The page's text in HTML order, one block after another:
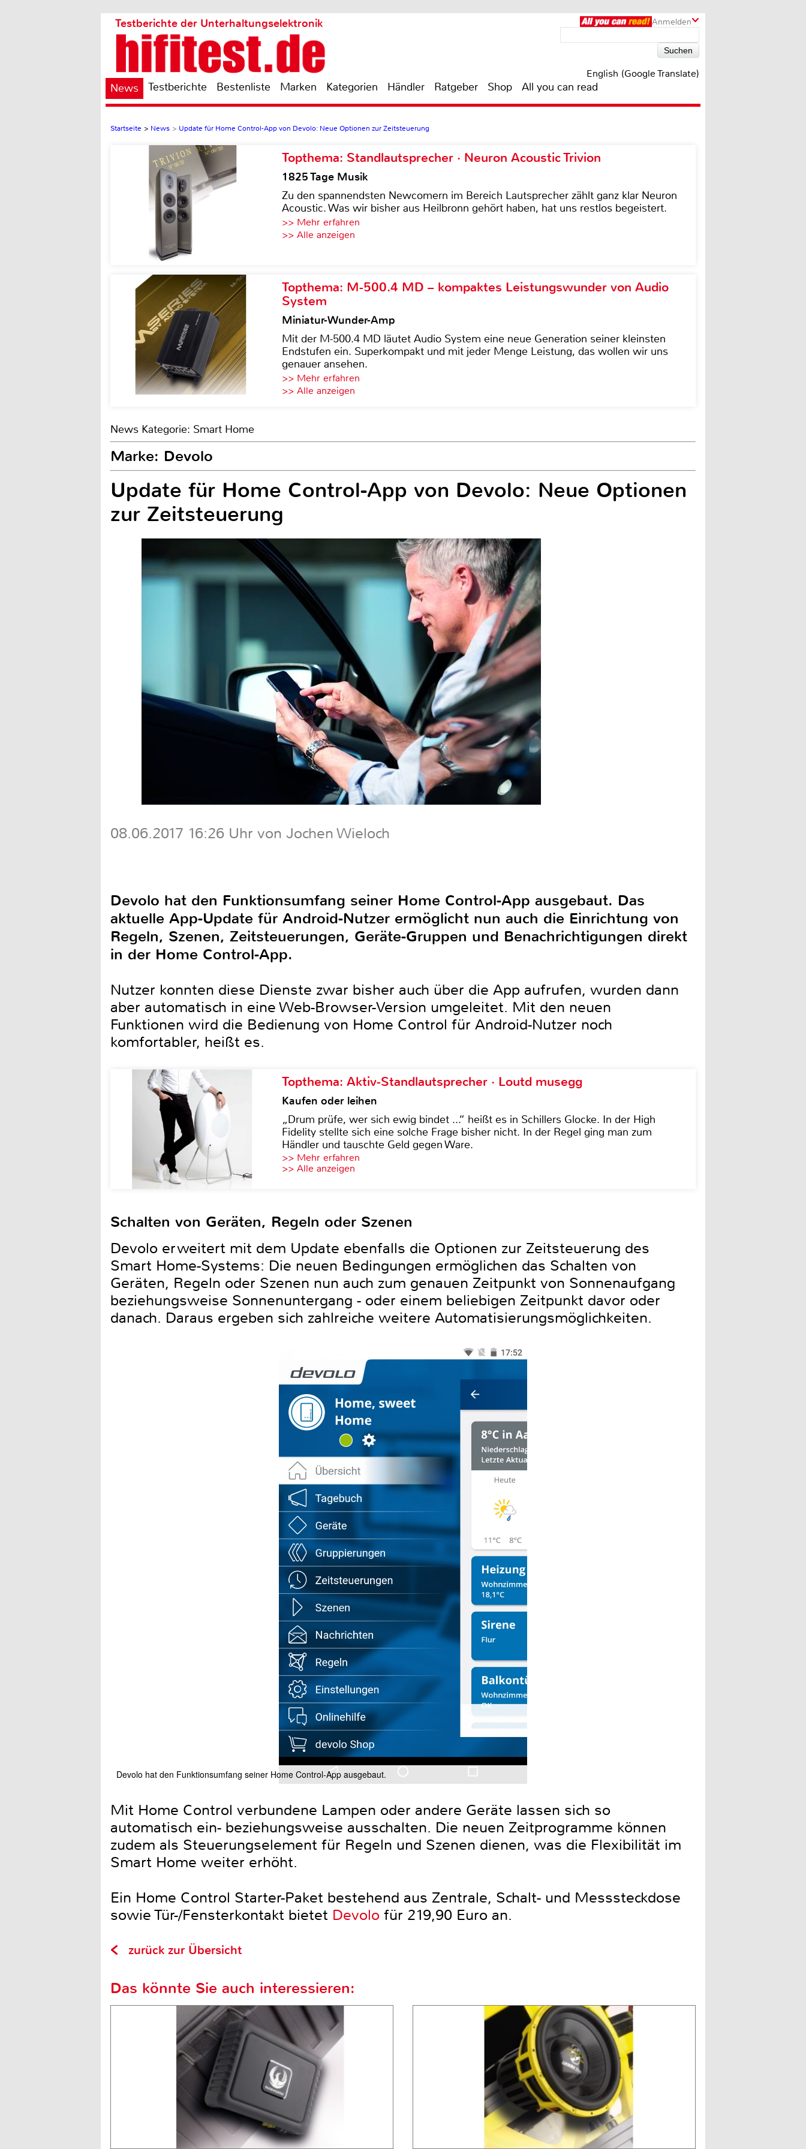
Anmelden
Testberichte der Unterhaltungselektronik
English (Google Translate)
News Testberichte Bestenliste Marken Kategorien Händler Ratgeber Shop All you can read
Startseite > News > Update für Home Control-App von Devolo: Neue Optionen zur Zeitsteuerung
Topthema: Standlautsprecher · Neuron Acoustic Trivion
1825 Tage Musik
Zu den spannendsten Newcomern im Bereich Lautsprecher zählt ganz klar Neuron
Acoustic. Was wir bisher aus Heilbronn gehört haben, hat uns restlos begeistert.
>> Mehr erfahren
>> Alle anzeigen
Topthema: M-500.4 MD – kompaktes Leistungswunder von Audio
System
Miniatur-Wunder-Amp
Mit der M-500.4 MD läutet Audio System eine neue Generation seiner kleinsten
Endstufen ein. Superkompakt und mit jeder Menge Leistung, das wollen wir uns
genauer ansehen.
>> Mehr erfahren
>> Alle anzeigen
News Kategorie: Smart Home
Marke: Devolo
Update für Home Control-App von Devolo: Neue Optionen
zur Zeitsteuerung
08.06.2017 16:26 Uhr von Jochen Wieloch
Devolo hat den Funktionsumfang seiner Home Control-App ausgebaut. Das
aktuelle App-Update für Android-Nutzer ermöglicht nun auch die Einrichtung von
Regeln, Szenen, Zeitsteuerungen, Geräte-Gruppen und Benachrichtigungen direkt
in der Home Control-App.
Nutzer konnten diese Dienste zwar bisher auch über die App aufrufen, wurden dann
aber automatisch in eine Web-Browser-Version umgeleitet. Mit den neuen
Funktionen wird die Bedienung von Home Control für Android-Nutzer noch
komfortabler, heißt es.
Topthema: Aktiv-Standlautsprecher · Loutd musegg
Kaufen oder leihen
„Drum prüfe, wer sich ewig bindet ...“ heißt es in Schillers Glocke. In der High
Fidelity stellte sich eine solche Frage bisher nicht. In der Regel ging man zum
Händler und tauschte Geld gegen Ware.
>> Mehr erfahren
>> Alle anzeigen
Schalten von Geräten, Regeln oder Szenen
Devolo erweitert mit dem Update ebenfalls die Optionen zur Zeitsteuerung des
Smart Home-Systems: Die neuen Bedingungen ermöglichen das Schalten von
Geräten, Regeln oder Szenen nun auch zum genauen Zeitpunkt von Sonnenaufgang
beziehungsweise Sonnenuntergang - oder einem beliebigen Zeitpunkt davor oder
danach. Daraus ergeben sich zahlreiche weitere Automatisierungsmöglichkeiten.
Devolo hat den Funktionsumfang seiner Home Control-App ausgebaut.
Mit Home Control verbundene Lampen oder andere Geräte lassen sich so
automatisch ein- beziehungsweise ausschalten. Die neuen Zeitprogramme können
zudem als Steuerungselement für Regeln und Szenen dienen, was die Flexibilität im
Smart Home weiter erhöht.
Ein Home Control Starter-Paket bestehend aus Zentrale, Schalt- und Messsteckdose
sowie Tür-/Fensterkontakt bietet Devolo für 219,90 Euro an.
zurück zur Übersicht
Das könnte Sie auch interessieren: